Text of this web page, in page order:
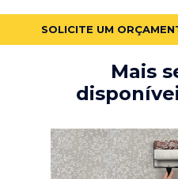
SOLICITE UM
Mais